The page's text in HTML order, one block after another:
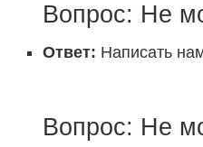
Вопрос: Не
Ответ: Написать
Вопрос: Не